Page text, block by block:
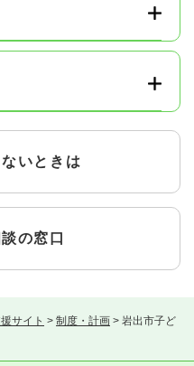
サイト > 制度・計画 > 岩出市子ど
いときは
の窓口